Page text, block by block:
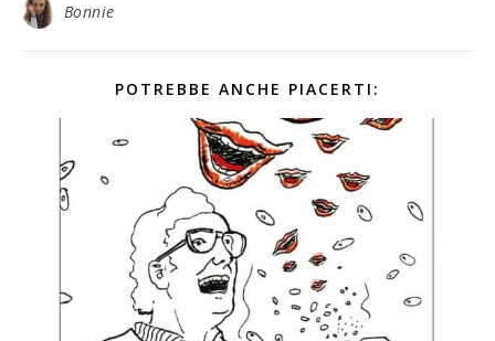
Bonnie
POTREBBE ANCHE PIACERTI: